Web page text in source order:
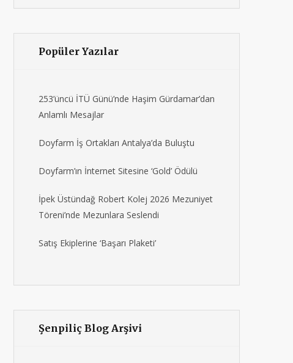
Popüler Yazılar
253’üncü İTÜ Günü’nde Haşim Gürdamar’dan
Anlamlı Mesajlar
Doyfarm İş Ortakları Antalya’da Buluştu
Doyfarm’ın İnternet Sitesine ‘Gold’ Ödülü
İpek Üstündağ Robert Kolej 2026 Mezuniyet
Töreni’nde Mezunlara Seslendi
Satış Ekiplerine ‘Başarı Plaketi’
Şenpiliç Blog Arşivi